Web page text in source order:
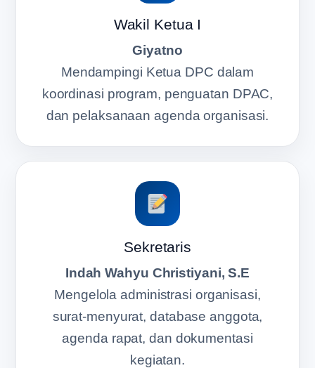
Wakil Ketua I
Giyatno
Mendampingi Ketua DPC dalam
koordinasi program, penguatan DPAC,
dan pelaksanaan agenda organisasi.
Sekretaris
Indah Wahyu Christiyani, S.E
Mengelola administrasi organisasi,
surat-menyurat, database anggota,
agenda rapat, dan dokumentasi
kegiatan.